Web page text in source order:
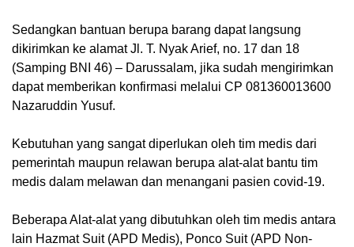
Sedangkan bantuan berupa barang dapat langsung
dikirimkan ke alamat Jl. T. Nyak Arief, no. 17 dan 18
(Samping BNI 46) – Darussalam, jika sudah mengirimkan
dapat memberikan konfirmasi melalui CP 081360013600
Nazaruddin Yusuf.
Kebutuhan yang sangat diperlukan oleh tim medis dari
pemerintah maupun relawan berupa alat-alat bantu tim
medis dalam melawan dan menangani pasien covid-19.
Beberapa Alat-alat yang dibutuhkan oleh tim medis antara
lain Hazmat Suit (APD Medis), Ponco Suit (APD Non-